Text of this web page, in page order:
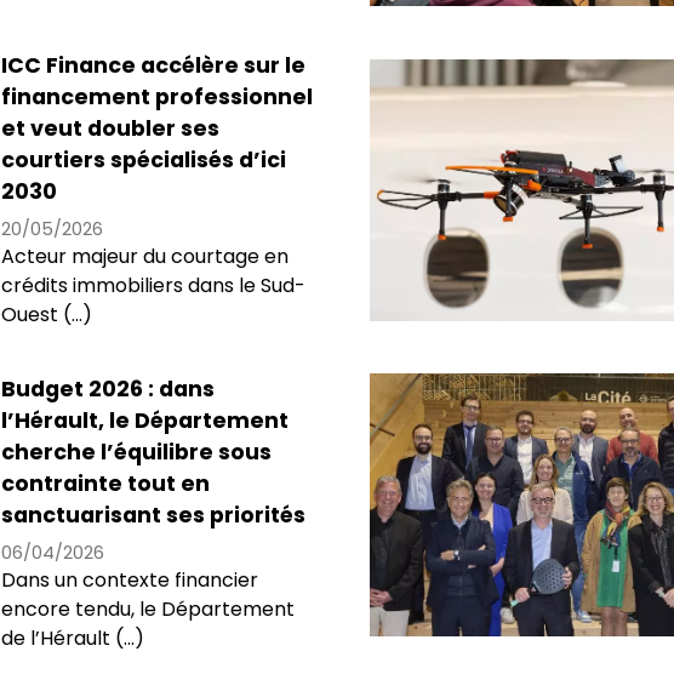
ICC Finance accélère sur le
financement professionnel
et veut doubler ses
courtiers spécialisés d’ici
2030
20/05/2026
Acteur majeur du courtage en
crédits immobiliers dans le Sud-
Ouest (...)
Budget 2026 : dans
l’Hérault, le Département
cherche l’équilibre sous
contrainte tout en
sanctuarisant ses priorités
06/04/2026
Dans un contexte financier
encore tendu, le Département
de l’Hérault (...)